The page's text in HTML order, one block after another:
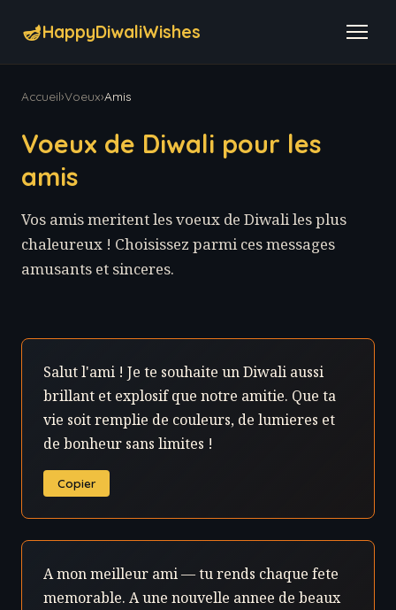
🪔HappyDiwaliWishes
Accueil›Voeux›Amis
Voeux de Diwali pour les
amis
Vos amis meritent les voeux de Diwali les plus
chaleureux ! Choisissez parmi ces messages
amusants et sinceres.
Salut l'ami ! Je te souhaite un Diwali aussi
brillant et explosif que notre amitie. Que ta
vie soit remplie de couleurs, de lumieres et
de bonheur sans limites !
Copier
A mon meilleur ami — tu rends chaque fete
memorable. A une nouvelle annee de beaux